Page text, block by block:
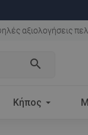
αξιολογήσεις
search
Κήπος